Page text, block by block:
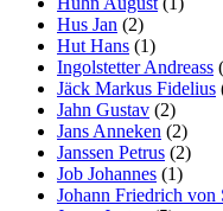
Hus Jan (2)
Hut Hans (1)
Ingolstetter Andreass
Jäck Markus Fidelius
Jahn Gustav (2)
Jans Anneken (2)
Janssen Petrus (2)
Job Johannes (1)
Johann Friedrich von